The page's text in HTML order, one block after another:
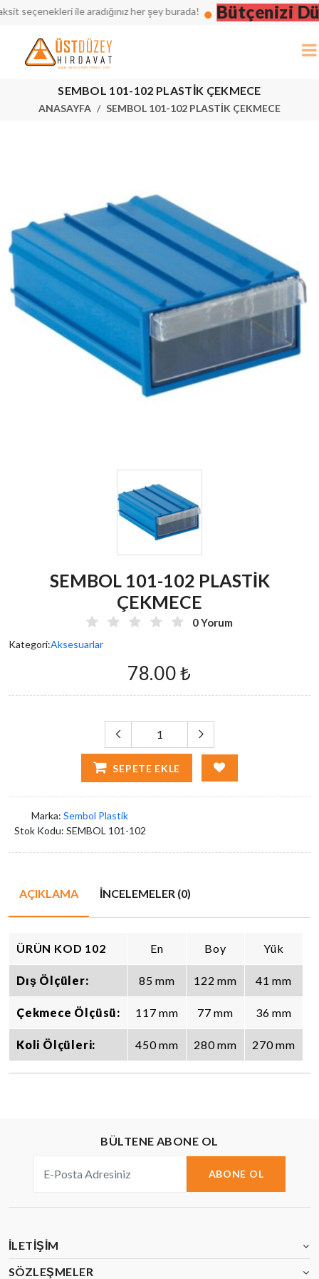
ile aradığınız her şey burada! Bütçenizi
SEMBOL 101-102 PLASTİK ÇEKMECE
ANASAYFA SEMBOL 101-102 PLASTİK ÇEKMECE
SEMBOL 101-102 PLASTİK
ÇEKMECE
0 Yorum
Kategori:Aksesuarlar
78.00 ₺
SEPETE EKLE
Marka: Sembol Plastik
Stok Kodu: SEMBOL 101-102
AÇIKLAMA İNCELEMELER (0)
ÜRÜN KOD 102 En Boy Yük
Dış Ölçüler: 85 mm 122 mm 41 mm
Çekmece Ölçüsü: 117 mm 77 mm 36 mm
Koli Ölçüleri: 450 mm 280 mm 270 mm
BÜLTENE ABONE OL
ABONE OL
İLETIŞIM
SÖZLEŞMELER